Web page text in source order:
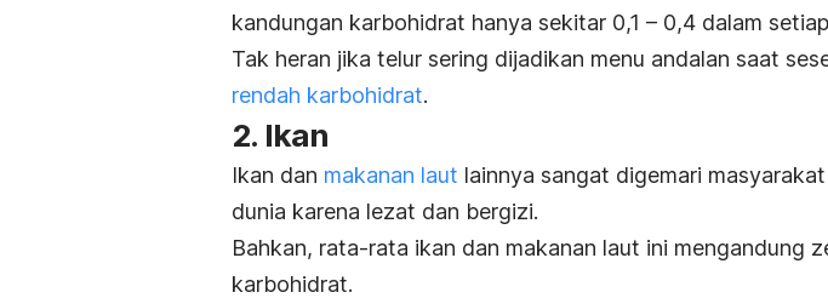
kandungan karbohidrat hanya sekitar 0,1 – 0,4 dalam
Tak heran jika telur sering dijadikan menu andalan saat
rendah karbohidrat.
2. Ikan
Ikan dan makanan laut lainnya sangat digemari
dunia karena lezat dan bergizi.
Bahkan, rata-rata ikan dan makanan laut ini mengandung
karbohidrat.